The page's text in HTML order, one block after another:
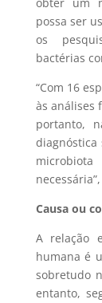
possa ser
os
bactérias
“Com 16
às análises
portanto,
diagnóstica
Causa ou
A relação
humana é
sobretudo
entanto,